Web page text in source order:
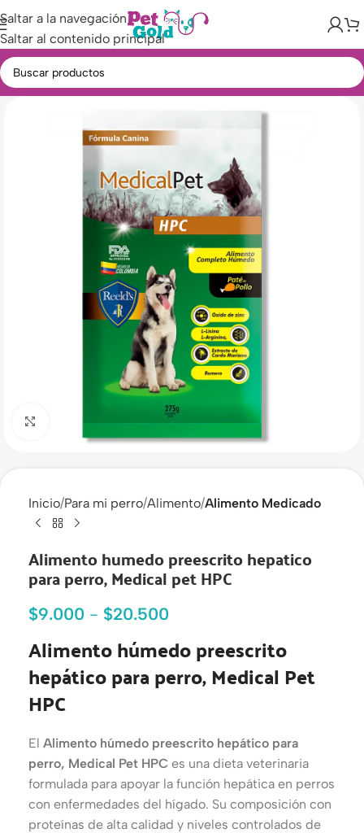
Saltar a la navegación
Saltar al contenido principal
Haga clic para ampliar
Inicio Para mi perro Alimento Alimento Medicado
Alimento humedo preescrito hepatico
para perro, Medical pet HPC
$9.000 - $20.500
Alimento húmedo preescrito
hepático para perro, Medical Pet
HPC
El Alimento húmedo preescrito hepático para
perro, Medical Pet HPC es una dieta veterinaria
formulada para apoyar la función hepática en perros
con enfermedades del hígado. Su composición con
proteínas de alta calidad y niveles controlados de